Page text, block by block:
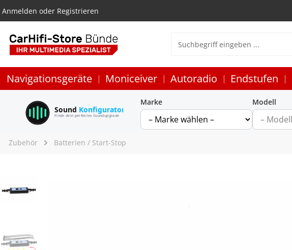
Anmelden oder Registrieren
Navigationsgeräte Moniceiver Autoradio Endstufen
Sound Konfigurator
Finde dein perfektes Soundupgrade
Marke Modell
Zubehör Batterien / Start-Stop